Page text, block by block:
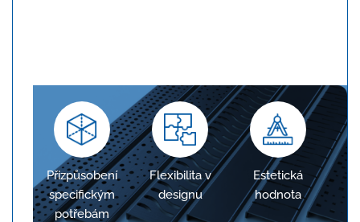
Přizpůsobení
specifickým
potřebám
Flexibilita v
designu
Estetická
hodnota